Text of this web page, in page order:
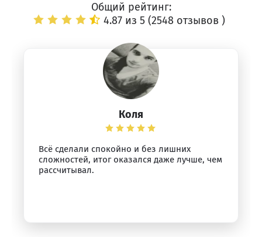
Общий рейтинг:
4.87 из 5 (2548 отзывов )
Коля
Всё сделали спокойно и без лишних
сложностей, итог оказался даже лучше, чем
рассчитывал.